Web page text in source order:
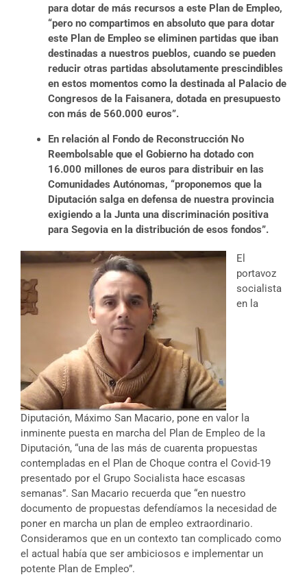
para dotar de más recursos a este Plan de Empleo,
“pero no compartimos en absoluto que para dotar
este Plan de Empleo se eliminen partidas que iban
destinadas a nuestros pueblos, cuando se pueden
reducir otras partidas absolutamente prescindibles
en estos momentos como la destinada al Palacio de
Congresos de la Faisanera, dotada en presupuesto
con más de 560.000 euros”.
En relación al Fondo de Reconstrucción No
Reembolsable que el Gobierno ha dotado con
16.000 millones de euros para distribuir en las
Comunidades Autónomas, “proponemos que la
Diputación salga en defensa de nuestra provincia
exigiendo a la Junta una discriminación positiva
para Segovia en la distribución de esos fondos”.
El
portavoz
socialista
en la
Diputación, Máximo San Macario, pone en valor la
inminente puesta en marcha del Plan de Empleo de la
Diputación, “una de las más de cuarenta propuestas
contempladas en el Plan de Choque contra el Covid-19
presentado por el Grupo Socialista hace escasas
semanas”. San Macario recuerda que “en nuestro
documento de propuestas defendíamos la necesidad de
poner en marcha un plan de empleo extraordinario.
Consideramos que en un contexto tan complicado como
el actual había que ser ambiciosos e implementar un
potente Plan de Empleo”.